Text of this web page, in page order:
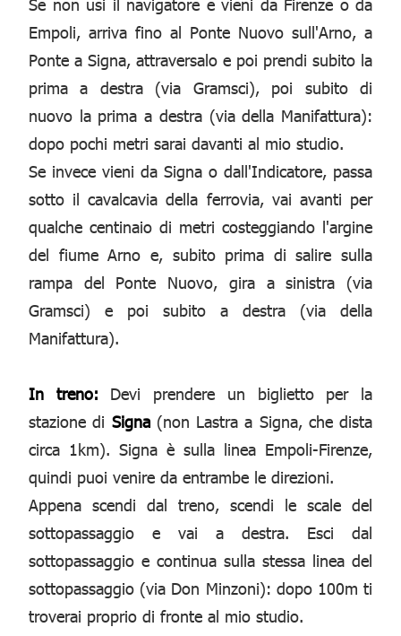
Empoli, arriva fino al Ponte Nuovo sull'Arno, a
Ponte a Signa, attraversalo e poi prendi subito la
prima a destra (via Gramsci), poi subito di
nuovo la prima a destra (via della Manifattura):
dopo pochi metri sarai davanti al mio studio.
Se invece vieni da Signa o dall'Indicatore, passa
sotto il cavalcavia della ferrovia, vai avanti per
qualche centinaio di metri costeggiando l'argine
del fiume Arno e, subito prima di salire sulla
rampa del Ponte Nuovo, gira a sinistra (via
Gramsci) e poi subito a destra (via della
Manifattura).
In treno: Devi prendere un biglietto per la
stazione di Signa(non Lastra a Signa, che dista
circa 1km). Signa è sulla linea Empoli-Firenze,
quindi puoi venire da entrambe le direzioni.
Appena scendi dal treno, scendi le scale del
sottopassaggio e vai a destra. Esci dal
sottopassaggio e continua sulla stessa linea del
sottopassaggio (via Don Minzoni): dopo 100m ti
troverai proprio di fronte al mio studio.